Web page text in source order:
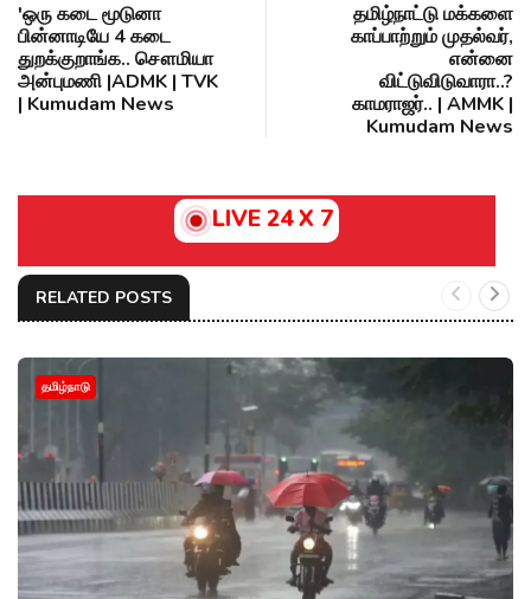
'ஒரு கடை மூடுனா
பின்னாடியே 4 கடை
துறக்குறாங்க.. சௌமியா
அன்புமணி |ADMK | TVK
| Kumudam News
தமிழ்நாட்டு மக்களை
காப்பாற்றும் முதல்வர்,
என்னை
விட்டுவிடுவாரா..?
காமராஜர்.. | AMMK |
Kumudam News
LIVE 24 X 7
RELATED POSTS
தமிழ்நாடு